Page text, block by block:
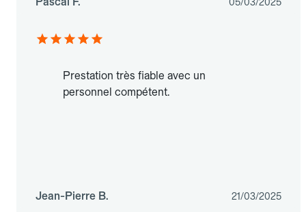
Prestation très fiable avec un
personnel compétent.
Jean-Pierre B. 21/03/2025